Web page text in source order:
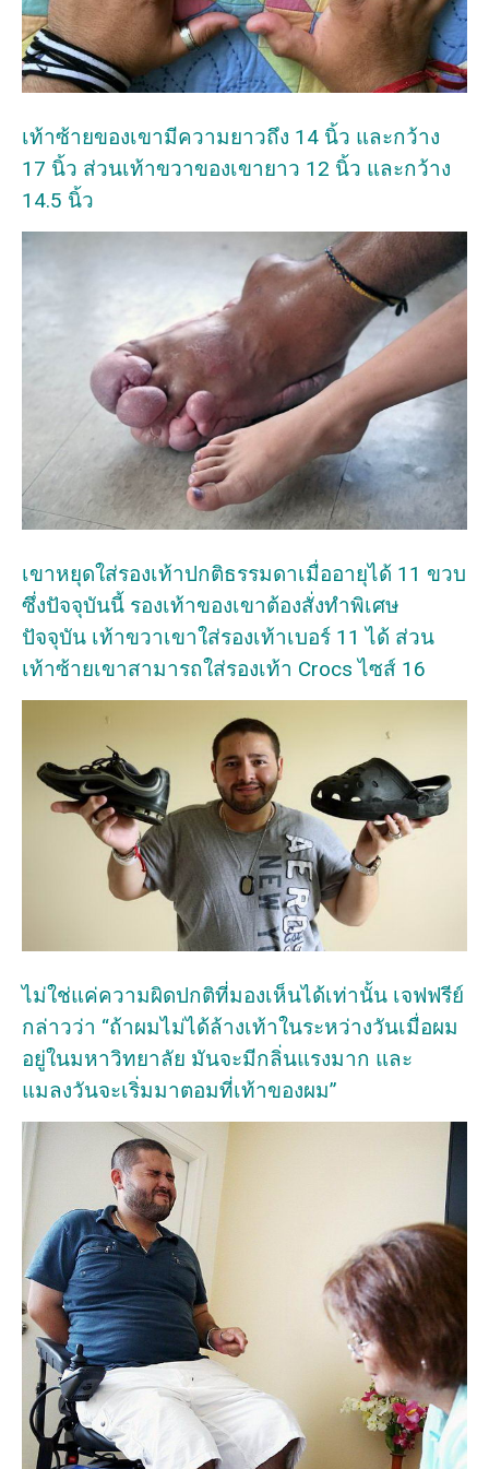
เท้าซ้ายของเขามีความยาวถึง 14 นิ้ว และกว้าง
17 นิ้ว ส่วนเท้าขวาของเขายาว 12 นิ้ว และกว้าง
14.5 นิ้ว
เขาหยุดใส่รองเท้าปกติธรรมดาเมื่ออายุได้ 11 ขวบ
ซึ่งปัจจุบันนี้ รองเท้าของเขาต้องสั่งทำพิเศษ
ปัจจุบัน เท้าขวาเขาใส่รองเท้าเบอร์ 11 ได้ ส่วน
เท้าซ้ายเขาสามารถใส่รองเท้า Crocs ไซส์ 16
ไม่ใช่แค่ความผิดปกติที่มองเห็นได้เท่านั้น เจฟฟรีย์
กล่าวว่า “ถ้าผมไม่ได้ล้างเท้าในระหว่างวันเมื่อผม
อยู่ในมหาวิทยาลัย มันจะมีกลิ่นแรงมาก และ
แมลงวันจะเริ่มมาตอมที่เท้าของผม”